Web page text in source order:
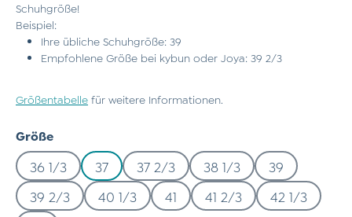
Schuhgröße!
Beispiel:
Ihre übliche Schuhgröße: 39
Empfohlene Größe bei kybun oder Joya: 39 2/3
Größentabelle für weitere Informationen.
Größeauswählen
36 1/3 37 37 2/3 38 1/3
39
39 2/3
40 1/3 41 41 2/3
42 1/3